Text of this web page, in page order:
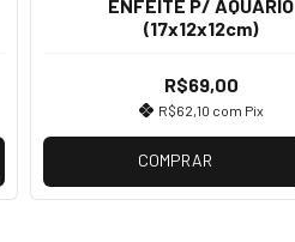
ENFEITE P/ AQUÁRIO
(17x12x12cm)
R$69,00
R$62,10 com Pix
COMPRAR